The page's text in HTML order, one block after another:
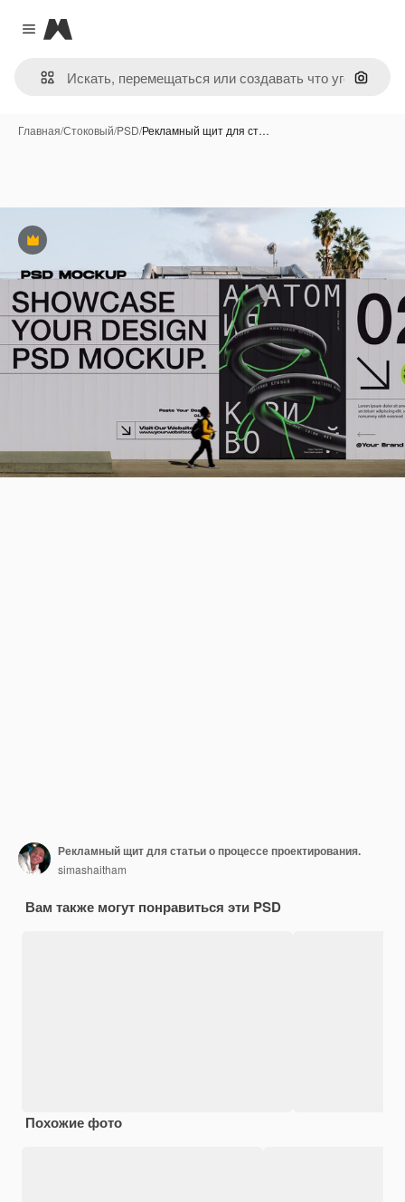
Close menu
Magnific
Поиск
Главная/Стоковый/PSD/Рекламный щит для ст…
Премиум
Рекламный щит для статьи о процессе проектирования.
simashaitham
Вам также могут понравиться эти PSD
Похожие фото